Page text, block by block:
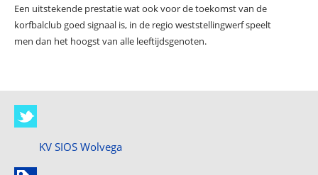
Een uitstekende prestatie wat ook voor de toekomst van de
korfbalclub goed signaal is, in de regio weststellingwerf speelt
men dan het hoogst van alle leeftijdsgenoten.
KV SIOS Wolvega